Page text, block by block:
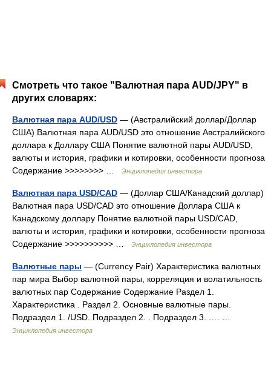
Смотреть что такое "Валютная пара AUD/JPY" в
других словарях:
Валютная пара AUD/USD — (Австралийский доллар/Доллар
США) Валютная пара AUD/USD это отношение Австралийского
доллара к Доллару США Понятие валютной пары AUD/USD,
валюты и история, графики и котировки, особенности прогноза
Содержание >>>>>>>> …
Энциклопедия инвестора
Валютная пара USD/CAD — (Доллар США/Канадский доллар)
Валютная пара USD/CAD это отношение Доллара США к
Канадскому доллару Понятие валютной пары USD/CAD,
валюты и история, графики и котировки, особенности прогноза
Содержание >>>>>>>>>> …
Энциклопедия инвестора
Валютные пары — (Currency Pair) Характеристика валютных
пар мира Выбор валютной пары, корреляция и волатильность
валютных пар Содержание Содержание Раздел 1.
Характеристика . Раздел 2. Основные валютные пары.
Подраздел 1. /USD. Подраздел 2. . Подраздел 3. .… …
Энциклопедия инвестора